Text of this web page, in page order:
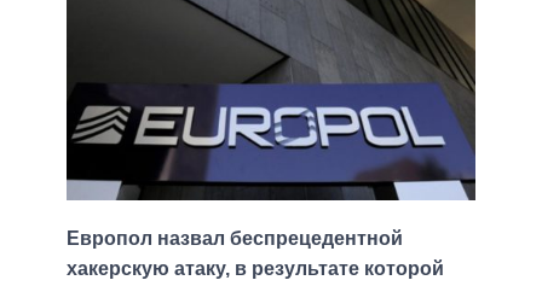
Европол назвал беспрецедентной
хакерскую атаку, в результате которой